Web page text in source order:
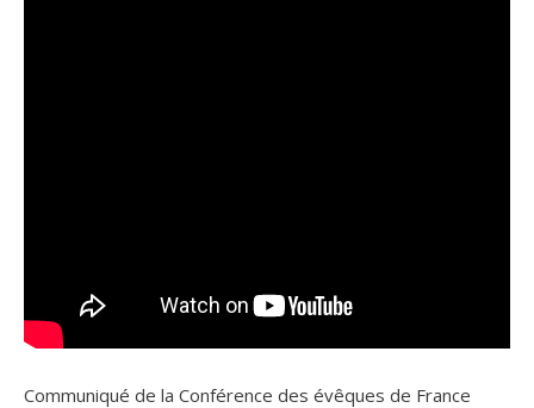
Communiqué de la Conférence des évêques de France